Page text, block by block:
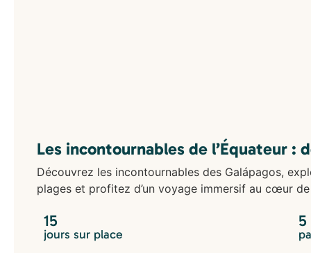
Les incontournables de l’Équateur :
Découvrez les incontournables des Galápagos,
plages et profitez d’un voyage immersif au cœur
15
jours sur place